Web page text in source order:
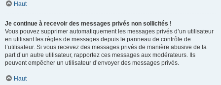
Haut
Je continue à recevoir des messages privés non sollicités !
Vous pouvez supprimer automatiquement les messages privés d’un utilisateur
en utilisant les règles de messages depuis le panneau de contrôle de
l’utilisateur. Si vous recevez des messages privés de manière abusive de la
part d’un autre utilisateur, rapportez ces messages aux modérateurs. Ils
peuvent empêcher un utilisateur d’envoyer des messages privés.
Haut